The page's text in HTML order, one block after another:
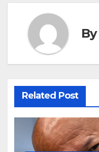
By
Related Post